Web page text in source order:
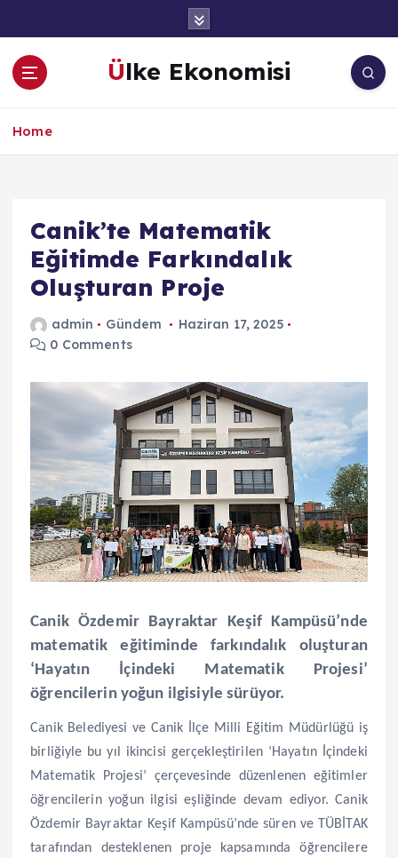
a
Ülke Ekonomisi
Home
Canik’te Matematik
Eğitimde Farkındalık
Oluşturan Proje
admin Gündem
Haziran 17, 2025
0 Comments
Canik Özdemir Bayraktar Keşif Kampüsü’nde
matematik eğitiminde farkındalık oluşturan
‘Hayatın İçindeki Matematik Projesi’
öğrencilerin yoğun ilgisiyle sürüyor.
Canik Belediyesi ve Canik İlçe Milli Eğitim Müdürlüğü iş
birliğiyle bu yıl ikincisi gerçekleştirilen ‘Hayatın İçindeki
Matematik Projesi’ çerçevesinde düzenlenen eğitimler
öğrencilerin yoğun ilgisi eşliğinde devam ediyor. Canik
Özdemir Bayraktar Keşif Kampüsü’nde süren ve TÜBİTAK
tarafından desteklenen proje kapsamında öğrencilere